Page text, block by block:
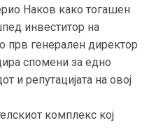
Наков како тогашен
инвеститор на
прв генерален директор
спомени за едно
и репутацијата на овој
комплекс кој